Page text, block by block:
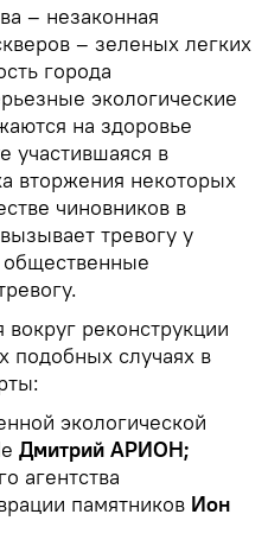
– незаконная
– зеленых легких
города
экологические
на здоровье
участившаяся в
вторжения некоторых
чиновников в
тревогу у
реконструкции
подобных случаях в
экологической
Дмитрий АРИОН;
агентства
памятников Ион